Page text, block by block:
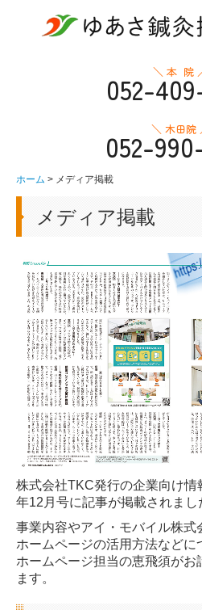
ゆあさ鍼灸接骨院について
採用ページ
本院
交通案内
スタッフ紹介
治療機器
料金表
木田院
交通案内
スタッフ紹介
＼ 本 院
052-
＼ 木田院
052-
ホーム メディア掲載
メディア掲載
株式会社TKC発行の企業向け
年12月号に記事が掲載されまし
事業内容やアイ・モバイル株式
ホームページの活用方法などに
ホームページ担当の恵飛須がお
ます。